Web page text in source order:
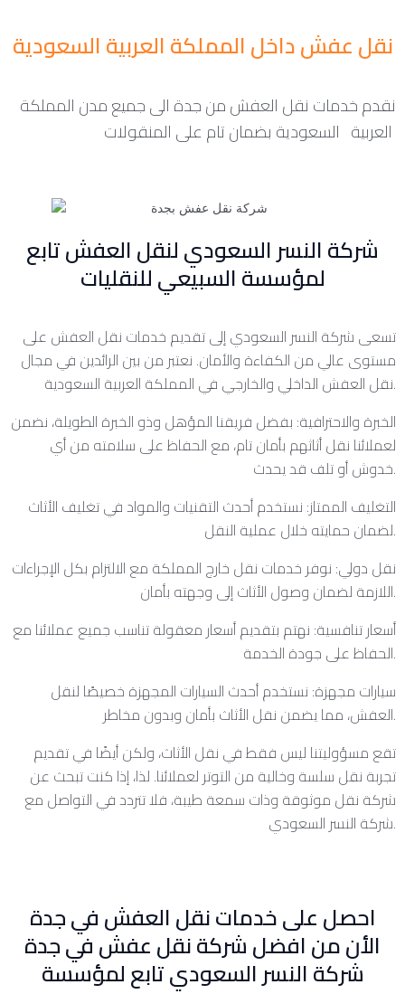
نقل عفش داخل المملكة العربية السعودية
نقدم خدمات نقل العفش من جدة الى جميع مدن المملكة
شركة النسر السعودي لنقل العفش تابع
لمؤسسة السبيعي للنقليات
تسعى شركة النسر السعودي إلى تقديم خدمات نقل العفش على
مستوى عالي من الكفاءة والأمان. نعتبر من بين الرائدين في مجال
نقل العفش الداخلي والخارجي في المملكة العربية السعودية.
الخبرة والاحترافية: بفضل فريقنا المؤهل وذو الخبرة الطويلة، نضمن
لعملائنا نقل أثاثهم بأمان تام، مع الحفاظ على سلامته من أي
خدوش أو تلف قد يحدث.
التغليف الممتاز: نستخدم أحدث التقنيات والمواد في تغليف الأثاث
لضمان حمايته خلال عملية النقل.
نقل دولي: نوفر خدمات نقل خارج المملكة مع الالتزام بكل الإجراءات
اللازمة لضمان وصول الأثاث إلى وجهته بأمان.
أسعار تنافسية: نهتم بتقديم أسعار معقولة تناسب جميع عملائنا مع
الحفاظ على جودة الخدمة.
سيارات مجهزة: نستخدم أحدث السيارات المجهزة خصيصًا لنقل
العفش، مما يضمن نقل الأثاث بأمان وبدون مخاطر.
تقع مسؤوليتنا ليس فقط في نقل الأثاث، ولكن أيضًا في تقديم
تجربة نقل سلسة وخالية من التوتر لعملائنا. لذا، إذا كنت تبحث عن
شركة نقل موثوقة وذات سمعة طيبة، فلا تتردد في التواصل مع
شركة النسر السعودي.
احصل على خدمات نقل العفش في جدة
الأن من افضل شركة نقل عفش في جدة
شركة النسر السعودي تابع لمؤسسة